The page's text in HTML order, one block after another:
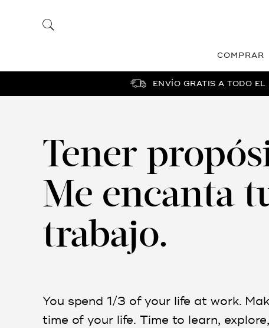
COMPRAR
ENVÍO GRATIS A TODO EL
Tener
Me encanta
trabajo.
You spend 1/3 of your life at work.
time of your life. Time to learn,